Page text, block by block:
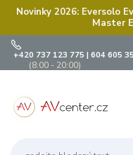
Novinky 2026: Eversolo
Master
+420 737 123 775 | 604 605
(8:00 - 20:00)